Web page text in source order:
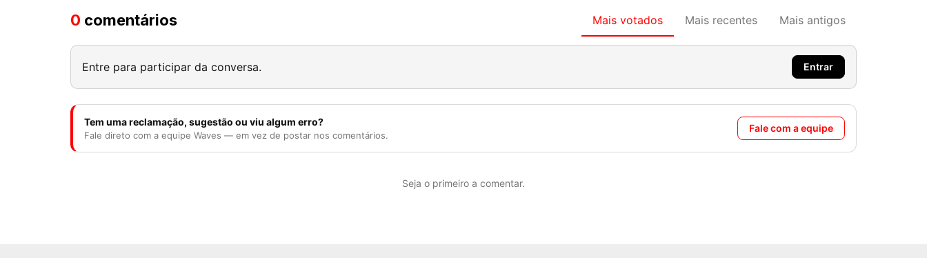
0 comentários Mais votados Mais recentes Mais antigos
Entre para participar da conversa. Entrar
Tem uma reclamação, sugestão ou viu algum erro?
Fale direto com a equipe Waves — em vez de postar nos comentários.
Fale com a equipe
Seja o primeiro a comentar.